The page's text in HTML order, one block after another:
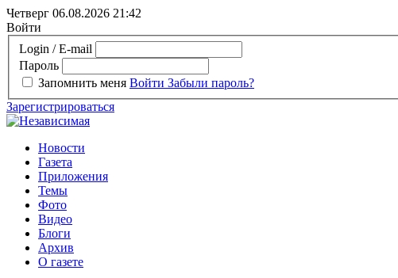
Четверг 06.08.2026 21:42
Войти
Login / E-mail
Пароль
Запомнить меня Войти Забыли пароль?
Зарегистрироваться
Новости
Газета
Приложения
Темы
Фото
Видео
Блоги
Архив
О газете